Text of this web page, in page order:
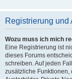
Registrierung und
Wozu muss ich mich
Eine Registrierung ist
dieses Forums
schreiben. Auf jeden
zusätzliche Funktionen,